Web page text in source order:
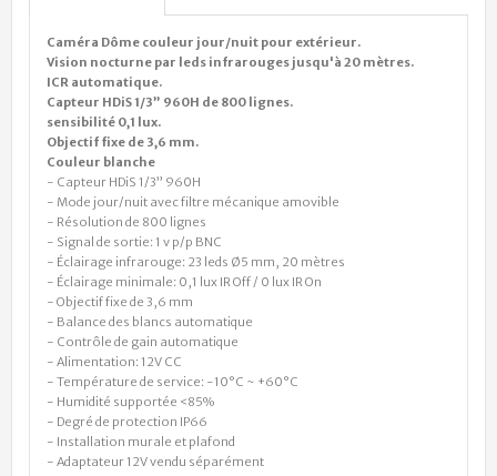
Caméra Dôme couleur jour/nuit pour extérieur.
Vision nocturne par leds infrarouges jusqu'à 20 mètres.
ICR automatique.
Capteur HDiS 1/3” 960H de 800 lignes.
sensibilité 0,1 lux.
Objectif fixe de 3,6 mm.
Couleur blanche
- Capteur HDiS 1/3” 960H
- Mode jour/nuit avec filtre mécanique amovible
- Résolution de 800 lignes
- Signal de sortie: 1 v p/p BNC
- Éclairage infrarouge: 23 leds Ø5 mm, 20 mètres
- Éclairage minimale: 0,1 lux IR Off / 0 lux IR On
- Objectif fixe de 3,6 mm
- Balance des blancs automatique
- Contrôle de gain automatique
- Alimentation: 12V CC
- Température de service: -10°C ~ +60°C
- Humidité supportée <85%
- Degré de protection IP66
- Installation murale et plafond
- Adaptateur 12V vendu séparément